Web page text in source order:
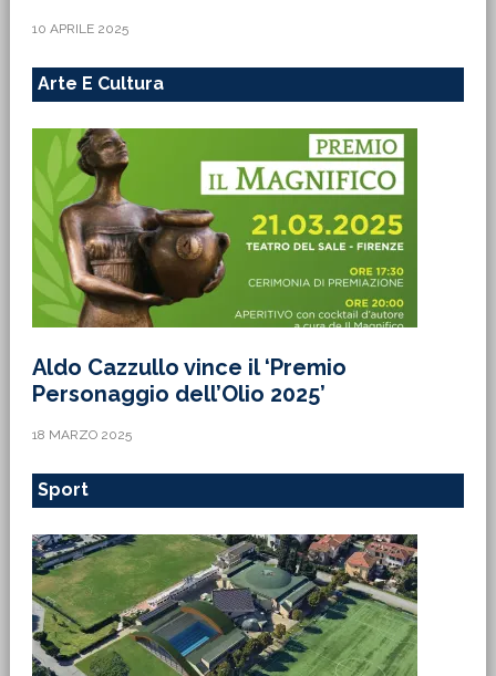
10 APRILE 2025
Arte E Cultura
Aldo Cazzullo vince il ‘Premio
Personaggio dell’Olio 2025’
18 MARZO 2025
Sport